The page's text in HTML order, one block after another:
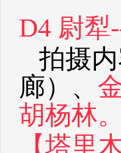
D4 尉
拍摄内
廊）、
胡杨林。
【塔里